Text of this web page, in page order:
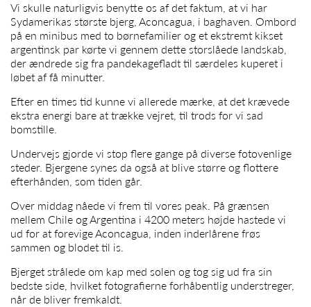
Vi skulle naturligvis benytte os af det faktum, at vi har
Sydamerikas største bjerg, Aconcagua, i baghaven. Ombord
på en minibus med to børnefamilier og et ekstremt kikset
argentinsk par kørte vi gennem dette storslåede landskab,
der ændrede sig fra pandekagefladt til særdeles kuperet i
løbet af få minutter.
Efter en times tid kunne vi allerede mærke, at det krævede
ekstra energi bare at trække vejret, til trods for vi sad
bomstille.
Undervejs gjorde vi stop flere gange på diverse fotovenlige
steder. Bjergene synes da også at blive større og flottere
efterhånden, som tiden går.
Over middag nåede vi frem til vores peak. På grænsen
mellem Chile og Argentina i 4200 meters højde hastede vi
ud for at forevige Aconcagua, inden inderlårene frøs
sammen og blodet til is.
Bjerget strålede om kap med solen og tog sig ud fra sin
bedste side, hvilket fotografierne forhåbentlig understreger,
når de bliver fremkaldt.